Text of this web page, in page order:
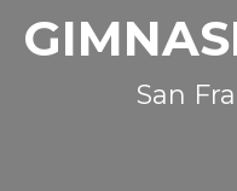
San